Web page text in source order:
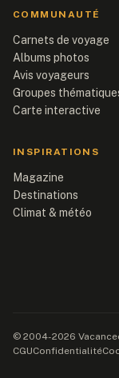
COMMUNAUTÉ
Carnets de voyage
Albums photos
Avis voyageurs
Groupes
Carte interactive
INSPIRATIONS
Magazine
Destinations
Climat & météo
© 2004-2026
CGUConfidentialité